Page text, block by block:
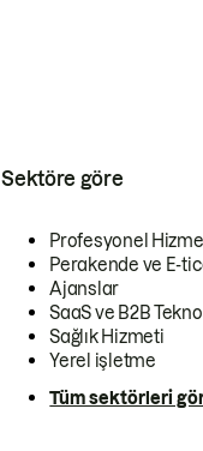
Sektöre göre
Profesyonel
Perakende ve E-
Ajanslar
SaaS ve B2B
Sağlık Hizmeti
Yerel işletme
Tüm sektörleri